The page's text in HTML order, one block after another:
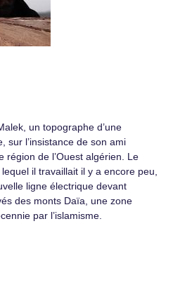
un topographe d’une
sur l’insistance de son ami
région de l’Ouest algérien. Le
il travaillait il y a encore peu,
ligne électrique devant
des monts Daïa, une zone
par l’islamisme.